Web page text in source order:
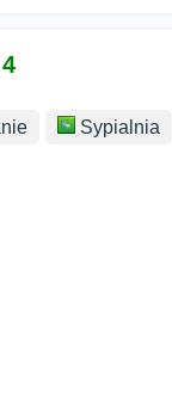
Sypialnia